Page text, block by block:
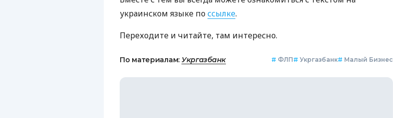
украинском языке поссылке.
Переходите и читайте, там интересно.
По материалам: Укргазбанк # ФЛП# Укргазбанк# Малый Бизнес